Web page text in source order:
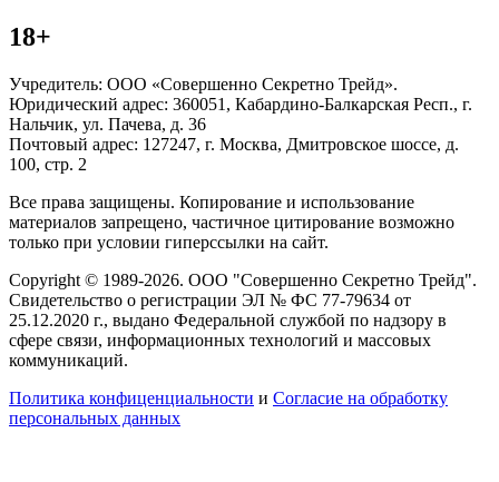
18+
Учредитель: ООО «Совершенно Секретно Трейд».
Юридический адрес: 360051, Кабардино-Балкарская Респ., г.
Нальчик, ул. Пачева, д. 36
Почтовый адрес: 127247, г. Москва, Дмитровское шоссе, д.
100, стр. 2
Все права защищены. Копирование и использование
материалов запрещено, частичное цитирование возможно
только при условии гиперссылки на сайт.
Copyright © 1989-2026. ООО "Совершенно Секретно Трейд".
Свидетельство о регистрации ЭЛ № ФС 77-79634 от
25.12.2020 г., выдано Федеральной службой по надзору в
сфере связи, информационных технологий и массовых
коммуникаций.
Политика конфиценциальности и Согласие на обработку
персональных данных